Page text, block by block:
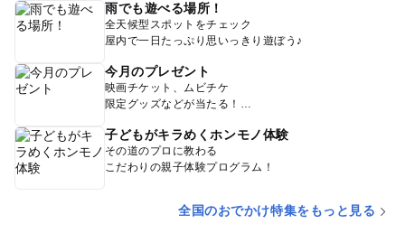
雨でも遊べる場所！
全天候型スポットをチェック
屋内で一日たっぷり思いっきり遊ぼう♪
今月のプレゼント
映画チケット、ムビチケ
限定グッズなどが当たる！
子どもがキラめくホンモノ体験
その道のプロに教わる
こだわりの親子体験プログラム！
全国のおでかけ特集をもっと見る